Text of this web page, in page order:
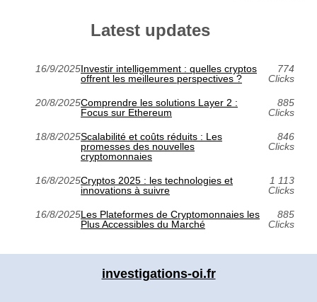
Latest updates
16/9/2025Investir intelligemment : quelles cryptos
offrent les meilleures perspectives ?
774
Clicks
20/8/2025Comprendre les solutions Layer 2 :
Focus sur Ethereum
885
Clicks
18/8/2025Scalabilité et coûts réduits : Les
promesses des nouvelles
cryptomonnaies
846
Clicks
16/8/2025Cryptos 2025 : les technologies et
innovations à suivre
1 113
Clicks
16/8/2025Les Plateformes de Cryptomonnaies les
Plus Accessibles du Marché
885
Clicks
investigations-oi.fr